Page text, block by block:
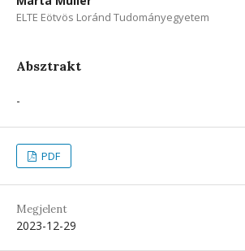
ELTE Eötvös Loránd Tudományegyetem
Absztrakt
-
PDF
Megjelent
2023-12-29